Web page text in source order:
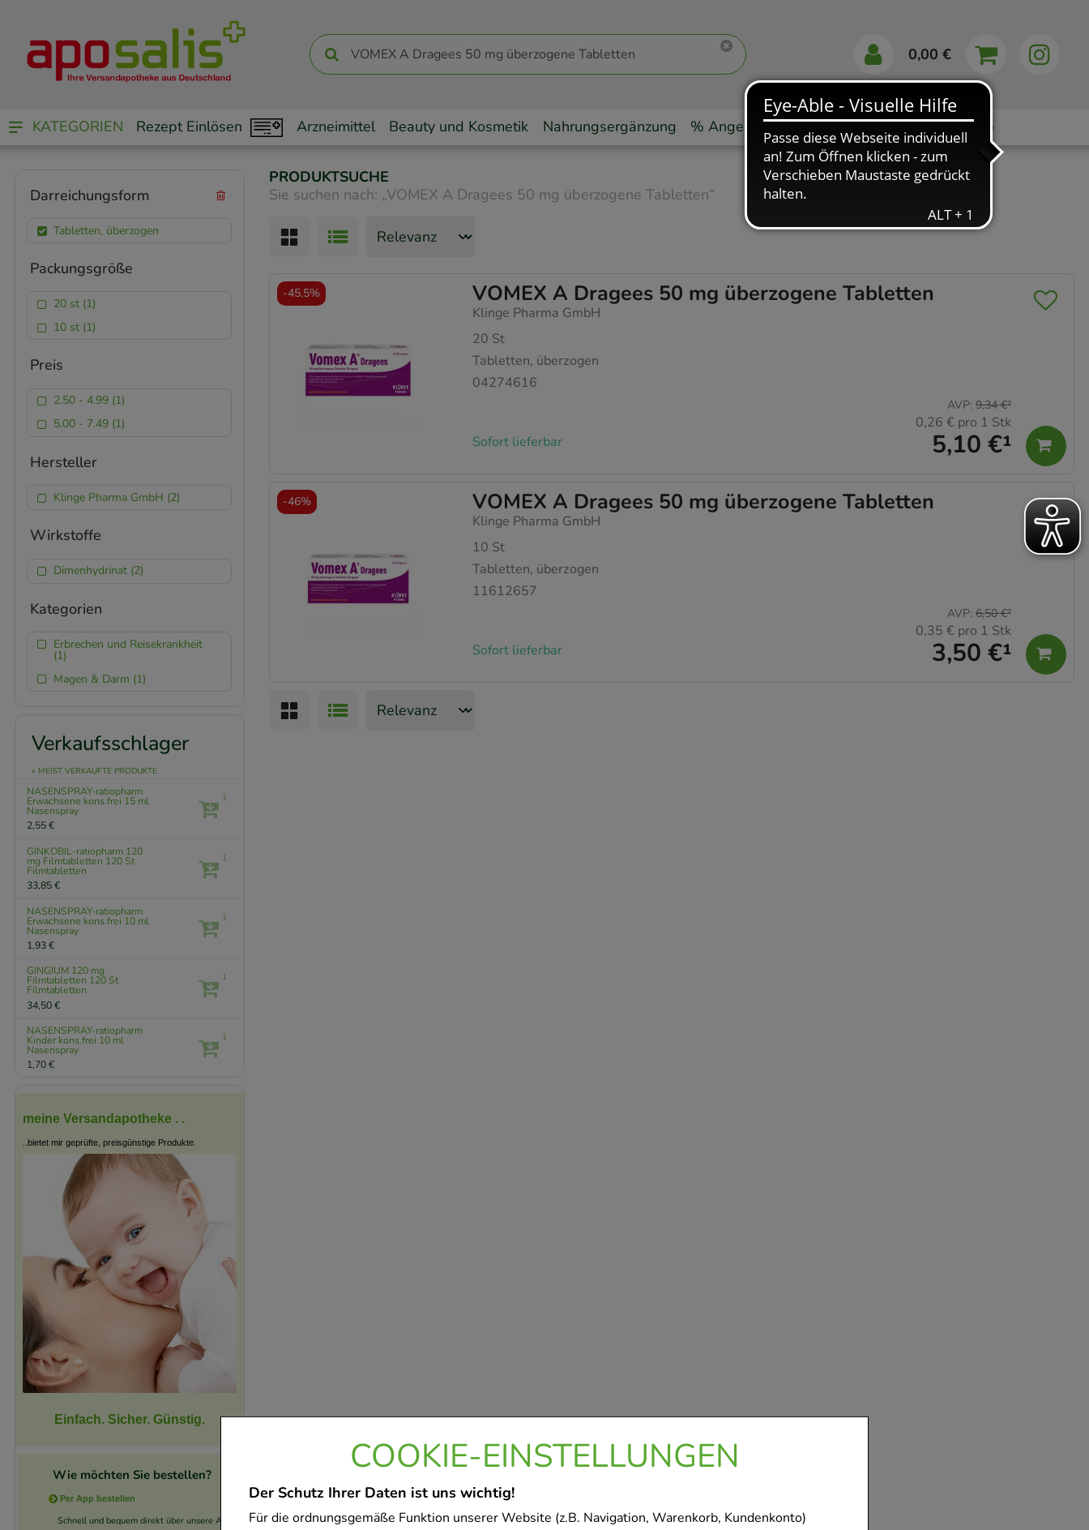
COOKIE-EINSTELLUNGEN
Der Schutz Ihrer Daten ist uns wichtig!
Für die ordnungsgemäße Funktion unserer Website (z.B. Navigation, Warenkorb, Kundenkonto)
0,00 €
KATEGORIEN Rezept Einlösen Arzneimittel Beauty und Kosmetik Nahrungsergänzung % Angebote Markenshops Ratgeber App
PRODUKTSUCHE
Sie suchen nach: „VOMEX A Dragees 50 mg überzogene Tabletten“
VOMEX A Dragees 50 mg überzogene Tabletten
Klinge Pharma GmbH
20 St
Tabletten, überzogen
04274616
Sofort lieferbar 5,10 €¹
AVP: 9,34 €²
0,26 € pro 1 Stk
-45,5%
VOMEX A Dragees 50 mg überzogene Tabletten
Klinge Pharma GmbH
10 St
Tabletten, überzogen
11612657
Sofort lieferbar 3,50 €¹
AVP: 6,50 €²
0,35 € pro 1 Stk
-46%
Darreichungsform
Tabletten, überzogen
Packungsgröße
20 st (1)
10 st (1)
Preis
2.50 - 4.99 (1)
5.00 - 7.49 (1)
Hersteller
Klinge Pharma GmbH (2)
Wirkstoffe
Dimenhydrinat (2)
Kategorien
Erbrechen und Reisekrankheit
(1)
Magen & Darm (1)
Verkaufsschlager
» MEIST VERKAUFTE PRODUKTE
NASENSPRAY-ratiopharm
Erwachsene kons.frei 15 ml
Nasenspray
2,55 €
1
GINKOBIL-ratiopharm 120
mg Filmtabletten 120 St
Filmtabletten
33,85 €
1
NASENSPRAY-ratiopharm
Erwachsene kons.frei 10 ml
Nasenspray
1,93 €
1
GINGIUM 120 mg
Filmtabletten 120 St
Filmtabletten
34,50 €
1
NASENSPRAY-ratiopharm
Kinder kons.frei 10 ml
Nasenspray
1,70 €
1
meine Versandapotheke . .
..bietet mir geprüfte, preisgünstige Produkte.
Einfach. Sicher. Günstig.
Wie möchten Sie bestellen?
Per App bestellen
Schnell und bequem direkt über unsere App.